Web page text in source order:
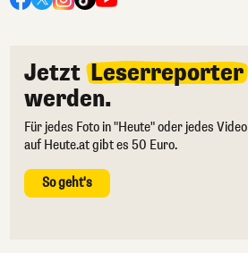
Jetzt Leserreporter
werden.
Für jedes Foto in "Heute" oder jedes Video
auf Heute.at gibt es 50 Euro.
So geht's